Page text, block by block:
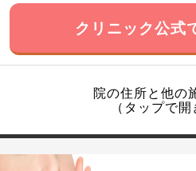
クリニック公式
院の住所と他の
（タップで開